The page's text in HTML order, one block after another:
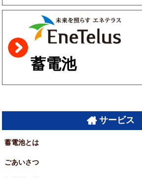
蓄電池
サービス
蓄電池とは
ごあいさつ